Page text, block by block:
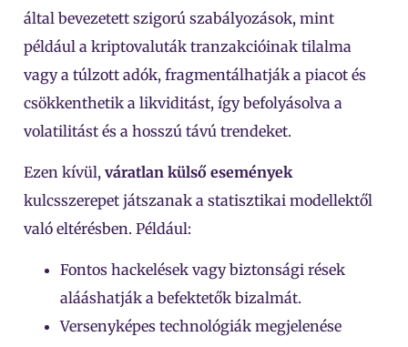
által bevezetett szigorú szabályozások, mint
például a kriptovaluták tranzakcióinak tilalma
vagy a túlzott adók, fragmentálhatják a piacot és
csökkenthetik a likviditást, így befolyásolva a
volatilitást és a hosszú távú trendeket.
Ezen kívül, váratlan külső események
kulcsszerepet játszanak a statisztikai modellektől
való eltérésben. Például:
Fontos hackelések vagy biztonsági rések
alááshatják a befektetők bizalmát.
Versenyképes technológiák megjelenése